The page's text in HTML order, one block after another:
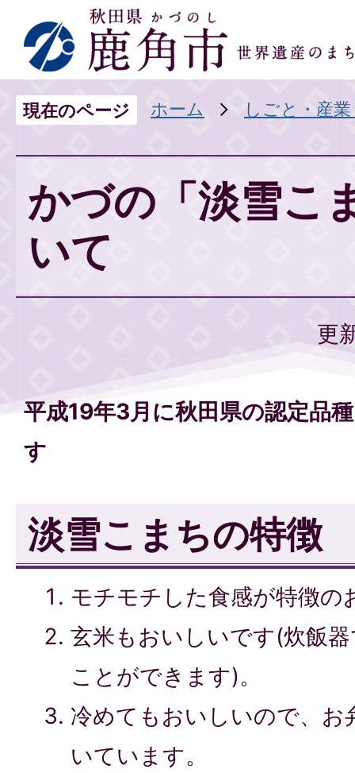
現在のページ ホーム しごと・産
かづの「淡雪こ
いて
更
平成19年3月に秋田県の認定品
す
淡雪こまちの特徴
モチモチした食感が特徴の
玄米もおいしいです(炊飯
ことができます)。
冷めてもおいしいので、お
いています。